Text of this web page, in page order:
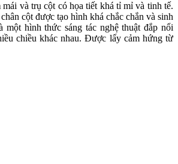
mái và trụ cột có họa tiết khá tỉ mỉ và tinh tế.
cột được tạo hình khá chắc chắn và sinh
một hình thức sáng tác nghệ thuật đắp nổi
chiều khác nhau. Được lấy cảm hứng từ